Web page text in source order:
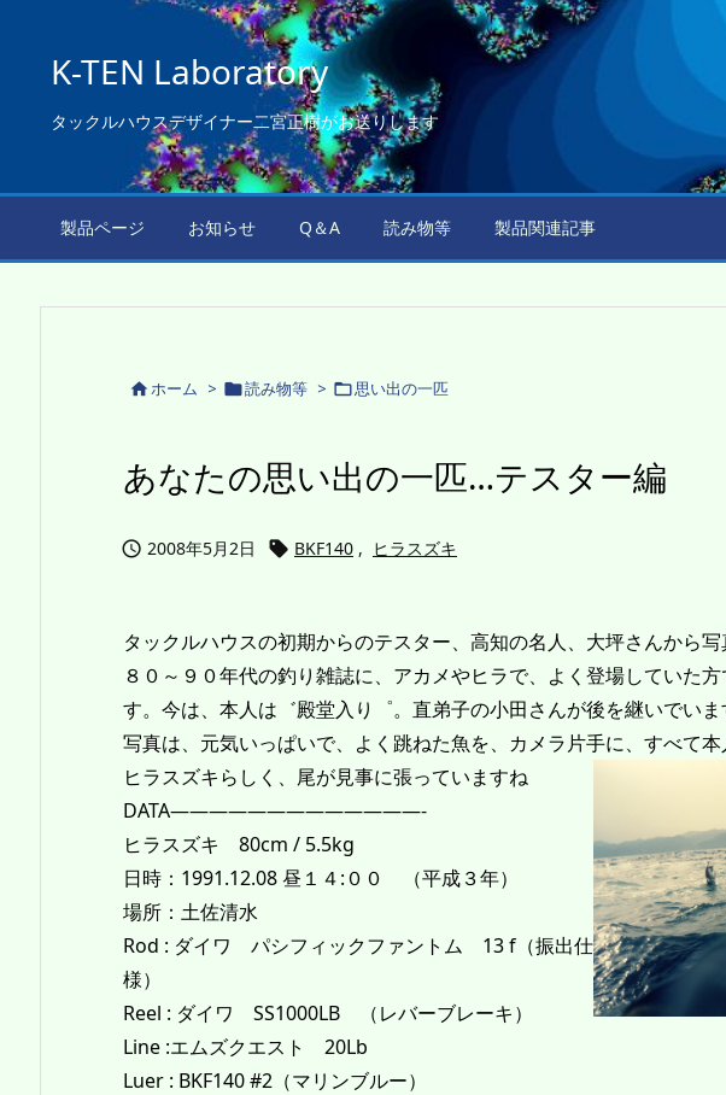
K-TEN Laboratory
タックルハウスデザイナー二宮正樹がお送りします
製品ページ お知らせ Q＆A 読み物等 製品関連記事
ホーム > 読み物等 > 思い出の一匹
あなたの思い出の一匹…テスター編
 2008年5月2日  BKF140 , ヒラスズキ
タックルハウスの初期からのテスター、高知の名人、大坪さんから写
８０～９０年代の釣り雑誌に、アカメやヒラで、よく登場していた
す。今は、本人は゛殿堂入り゜。直弟子の小田さんが後を継いでいま
写真は、元気いっぱいで、よく跳ねた魚を、カメラ片手に、すべて
ヒラスズキらしく、尾が見事に張っていますね
DATA—————————————-
ヒラスズキ 80cm / 5.5kg
日時：1991.12.08 昼１４:００ （平成３年）
場所：土佐清水
Rod : ダイワ パシフィックファントム 13 f（振出仕
様）
Reel : ダイワ SS1000LB （レバーブレーキ）
Line :エムズクエスト 20Lb
Luer : BKF140 #2（マリンブルー）